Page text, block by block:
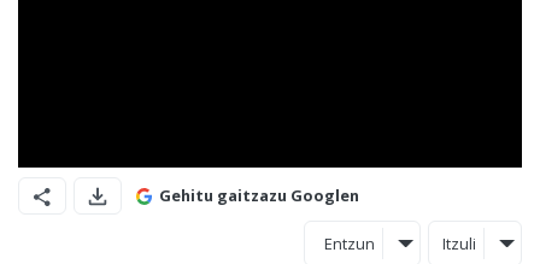
Gehitu gaitzazu Googlen
Entzun Itzuli